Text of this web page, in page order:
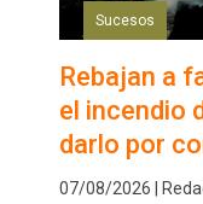
Sucesos
Rebajan a
el incendio
darlo por
07/08/2026 |